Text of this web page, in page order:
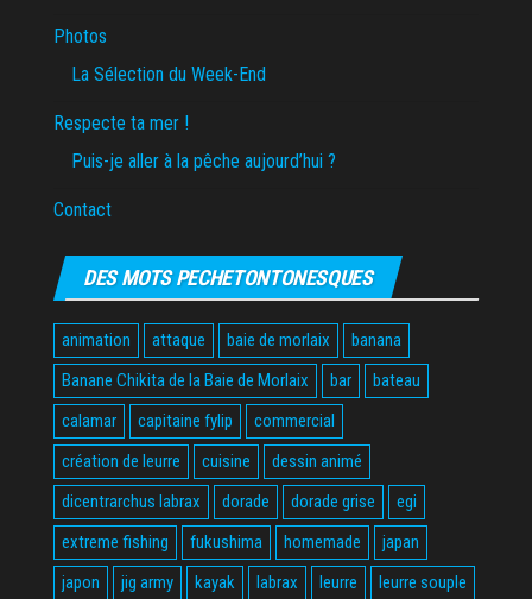
Photos
La Sélection du Week-End
Respecte ta mer !
Puis-je aller à la pêche aujourd’hui ?
Contact
DES MOTS PECHETONTONESQUES
animation attaque baie de morlaix
banana
Banane Chikita de la Baie de Morlaix
bar
bateau
calamar
capitaine fylip
commercial
création de leurre
cuisine
dessin animé
dicentrarchus labrax
dorade dorade grise
egi
extreme fishing
fukushima homemade
japan
japon
jig army kayak labrax leurre leurre souple